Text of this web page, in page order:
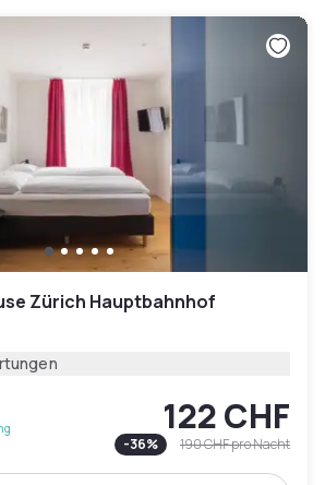
Zürich Hauptbahnhof
122 CHF
-36% 190 CHFpro Nacht